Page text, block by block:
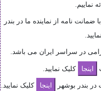
نماییم.
نامه از نماینده ما در بندر
در سراسر ایران می باشد.
کلیک نمایید.
بندر بوشهر کلیک نمایید.